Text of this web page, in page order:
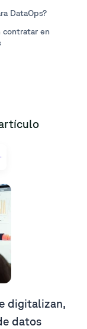
DataOps?
contratar en
digitalizan,
datos